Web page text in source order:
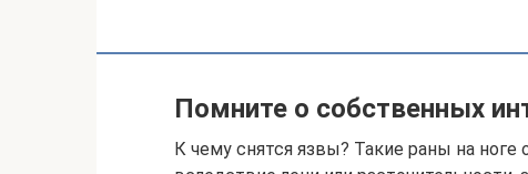
Помните о собственных
К чему снятся язвы? Такие раны на